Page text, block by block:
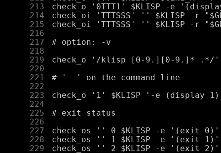
    213
    214
    215
    216
    217
    218
    219
    220
    221
    222
    223
    224
    225
    226
    227
    228
    229